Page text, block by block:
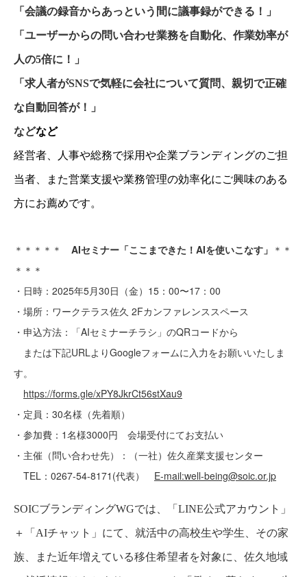
「会議の録音からあっという間に議事録ができる！」
「ユーザーからの問い合わせ業務を自動化、作業効率が
人の5倍に！」
「求人者がSNSで気軽に会社について質問、親切で正確
な自動回答が！」
などなど
経営者、人事や総務で採用や企業ブランディングのご担
当者、また営業支援や業務管理の効率化にご興味のある
方にお薦めです。
＊＊＊＊＊ AIセミナー「ここまできた！ AIを使いこなす」 ＊＊
＊＊＊
・ 日時： 2025年5月30日（金） 15 ： 00〜17 ： 00
・場所：ワークテラス佐久 2Fカンファレンススペース
・申込方法：
「AIセミナーチラシ」のQRコードから
または下記URLよりGoogleフォームに入力をお願いいたしま
す。
https://forms.gle/xPY8JkrCt56stXau9
・定員： 30名様（先着順）
・参加費： 1名様3000円 会場受付にてお支払い
・主催（問い合わせ先）：（一社）佐久産業支援センター
TEL ： 0267-54-8171(代表） E-mail:well-being@soic.or.jp
SOICブランディングWGでは、「 LINE公式アカウント」
＋「 AIチャット」にて、就活中の高校生や学生、その家
族、また近年増えている移住希望者を対象に、佐久地域